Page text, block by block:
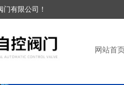
有限公司！
网站首